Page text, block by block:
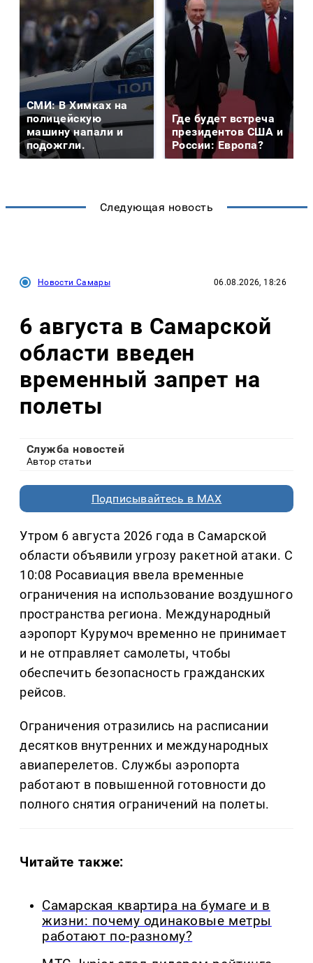
СМИ: В Химках на
полицейскую
машину напали и
подожгли.
Где будет встреча
президентов США и
России: Европа?
Следующая новость
Новости Самары 06.08.2026, 18:26
6 августа в Самарской
области введен
временный запрет на
полеты
Служба новостей
Автор статьи
Подписывайтесь в MAX
Утром 6 августа 2026 года в Самарской
области объявили угрозу ракетной атаки. С
10:08 Росавиация ввела временные
ограничения на использование воздушного
пространства региона. Международный
аэропорт Курумоч временно не принимает
и не отправляет самолеты, чтобы
обеспечить безопасность гражданских
рейсов.
Ограничения отразились на расписании
десятков внутренних и международных
авиаперелетов. Службы аэропорта
работают в повышенной готовности до
полного снятия ограничений на полеты.
Читайте также:
Самарская квартира на бумаге и в
жизни: почему одинаковые метры
работают по-разному?